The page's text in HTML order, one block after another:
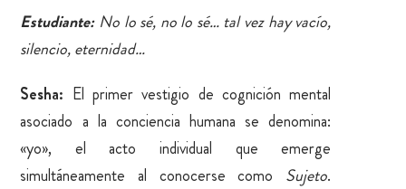
Estudiante: No lo sé, no lo sé… tal vez hay vacío,
silencio, eternidad…
Sesha: El primer vestigio de cognición mental
asociado a la conciencia humana se denomina:
«yo», el acto individual que emerge
simultáneamente al conocerse como Sujeto.